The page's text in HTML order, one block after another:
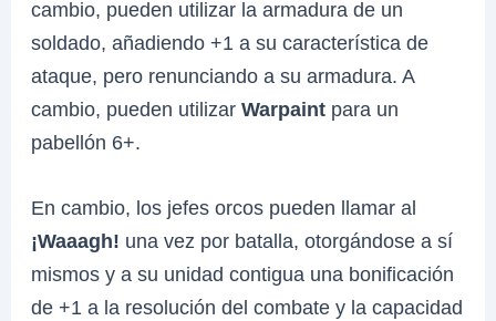
cambio, pueden utilizar la armadura de un
soldado, añadiendo +1 a su característica de
ataque, pero renunciando a su armadura. A
cambio, pueden utilizarWarpaint para un
pabellón 6+.
En cambio, los jefes orcos pueden llamar al
¡Waaagh! una vez por batalla, otorgándose a sí
mismos y a su unidad contigua una bonificación
de +1 a la resolución del combate y la capacidad